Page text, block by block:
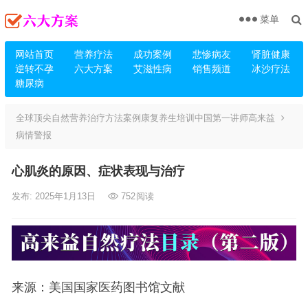
网站首页 营养疗法 成功案例 悲惨病友
肾脏健康
逆转不孕
六大方案 艾滋性病 销售频道
冰沙疗法
糖尿病
菜单
全球顶尖自然营养治疗方法案例康复养生培训中国第一讲师高来益
病情警报
心肌炎的原因、症状表现与治疗
发布: 2025年1月13日 752阅读
来源：美国国家医药图书馆文献